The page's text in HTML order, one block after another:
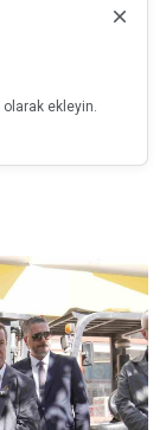
ekleyin.